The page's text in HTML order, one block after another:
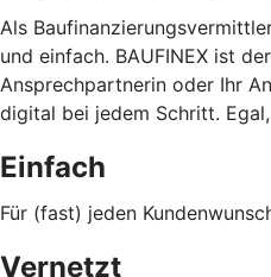
Als
und einfach. BAUFINEX ist
Ansprechpartnerin oder Ihr
digital bei jedem Schritt.
Einfach
Für (fast) jeden
Vernetzt